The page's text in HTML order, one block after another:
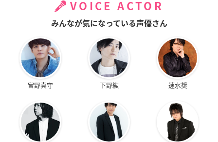
VOICE ACTOR
みんなが気になっている声優さん
宮野真守 下野紘 速水奨